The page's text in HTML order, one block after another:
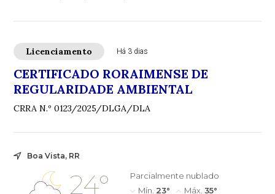
Licenciamento Há 3 dias
CERTIFICADO RORAIMENSE DE
REGULARIDADE AMBIENTAL
CRRA N.º 0123/2025/DLGA/DLA
Boa Vista, RR
24°
Parcialmente nublado
Mín. 23° Máx. 35°